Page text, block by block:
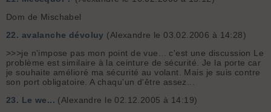
Dom de Mischabel
22. avalanche dévoluy (Alexandre le 03.02.2006 à 14:28)
>>>je n'impose pas mon point de vue... c'est une discussion Le
problème est similaire à la ceinture de sécurité. Je la porte car
je souhaite amélioré ma sécurité au volant. Mais je suis contre
son port obligatoire. A chaqu'un d'être assez...
23. Le we... (Alexandre le 02.12.2005 à 14:19)